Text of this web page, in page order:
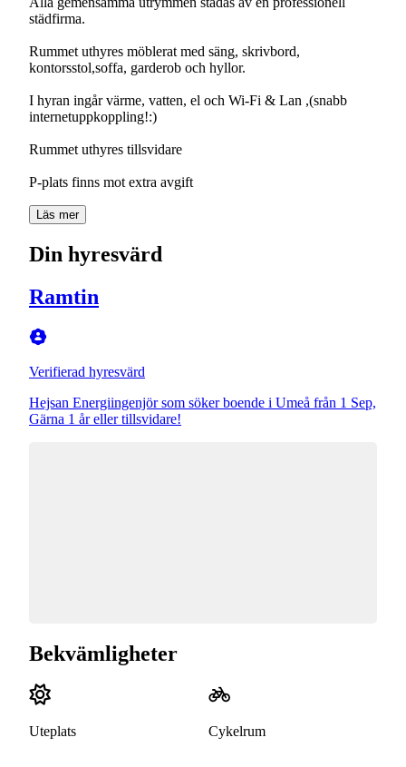
städfirma.
Rummet uthyres möblerat med säng, skrivbord,
kontorsstol,soffa, garderob och hyllor.
I hyran ingår värme, vatten, el och Wi-Fi & Lan ,(snabb
internetuppkoppling!:)
Rummet uthyres tillsvidare
P-plats finns mot extra avgift
Läs mer
Din hyresvärd
Ramtin
Verifierad hyresvärd
Hejsan Energiingenjör som söker boende i Umeå från 1 Sep,
Gärna 1 år eller tillsvidare!
Bekvämligheter
Uteplats Cykelrum